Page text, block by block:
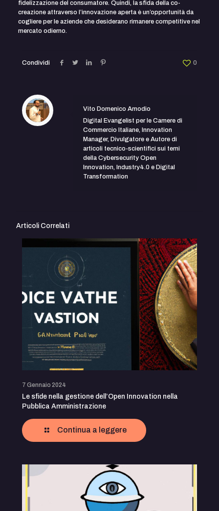
fidelizzazione del consumatore. Quindi, la sfida della co-
creazione attraverso l’innovazione aperta è un’opportunità da
cogliere per le aziende che desiderano rimanere competitive nel
mercato odierno.
Condividi 0
Vito Domenico Amodio
Digital Evangelist per le Camere di
Commercio Italiane, Innovation
Manager, Divulgatore e Autore di
articoli tecnico-scientifici sui temi
della Cybersecurity Open
Innovation, Industry4.0 e Digital
Transformation
Articoli Correlati
7 Gennaio 2024
Le sfide nella gestione dell’Open Innovation nella
Pubblica Amministrazione
Continua a leggere